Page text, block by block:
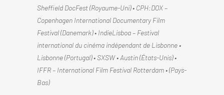
Sheffield DocFest (Royaume-Uni) • CPH:DOX –
Copenhagen International Documentary Film
Festival (Danemark) • IndieLisboa – Festival
international du cinéma indépendant de Lisbonne •
Lisbonne (Portugal) • SXSW • Austin (États-Unis) •
IFFR – International Film Festival Rotterdam • (Pays-
Bas)